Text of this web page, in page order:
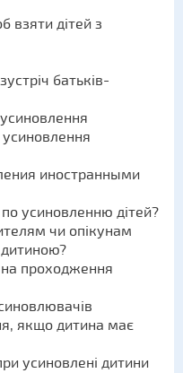
взяти дітей з
батьків-
иностранными
усиновленню дітей?
чи опікунам
дитиною?
на проходження
якщо дитина має
усиновлені дитини